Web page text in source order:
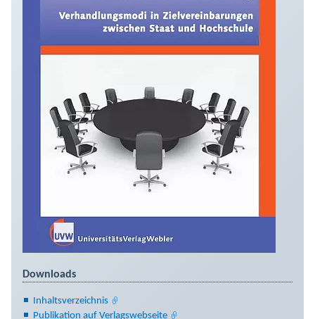
Downloads
Inhaltsverzeichnis
Publikation auf Verlagswebseite